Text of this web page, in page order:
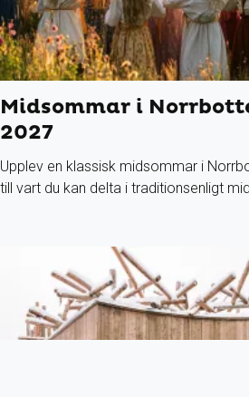
Midsommar i
2027
Upplev en klassisk midsommar i
till vart du kan delta i traditionsenligt